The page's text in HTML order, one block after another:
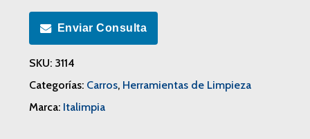
Enviar Consulta
SKU: 3114
Categorías: Carros, Herramientas de Limpieza
Marca: Italimpia